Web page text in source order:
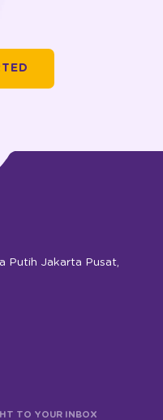
Putih Jakarta Pusat,
TO YOUR INBOX